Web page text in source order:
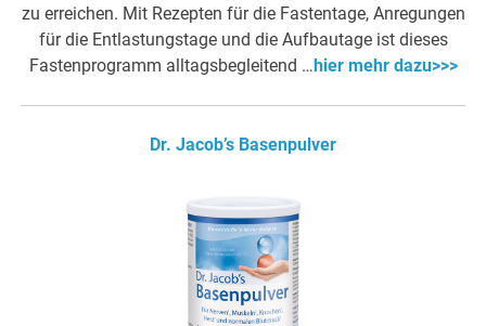
zu erreichen. Mit Rezepten für die Fastentage, Anregungen
für die Entlastungstage und die Aufbautage ist dieses
Fastenprogramm alltagsbegleitend …hier mehr dazu>>>
Dr. Jacob’s Basenpulver